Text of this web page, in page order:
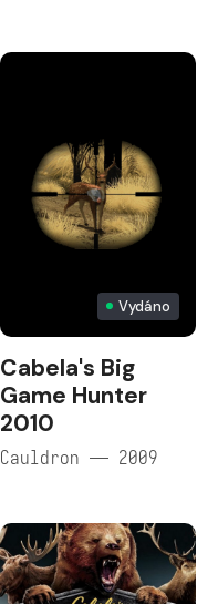
Vydáno
Cabela's Big
Game Hunter
2010
Cauldron — 2009